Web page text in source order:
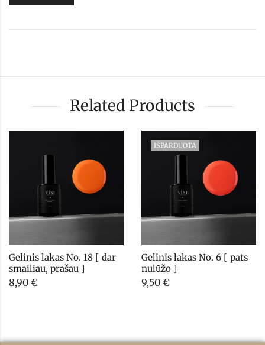
Related Products
Gelinis lakas No. 18 [ dar
smailiau, prašau ]
8,90 €
IŠPARDUOTA
Gelinis lakas No. 6 [ pats
nulūžo ]
9,50 €